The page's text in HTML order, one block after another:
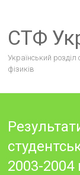
content
СТФ
Український
фізиків
2003-2004